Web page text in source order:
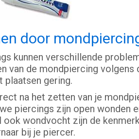
door
kunnen verschillende
van de mondpiercing
plaatsen gering.
na het zetten van je
piercings zijn open wonden
ook wondvocht zijn de
bij je piercer.